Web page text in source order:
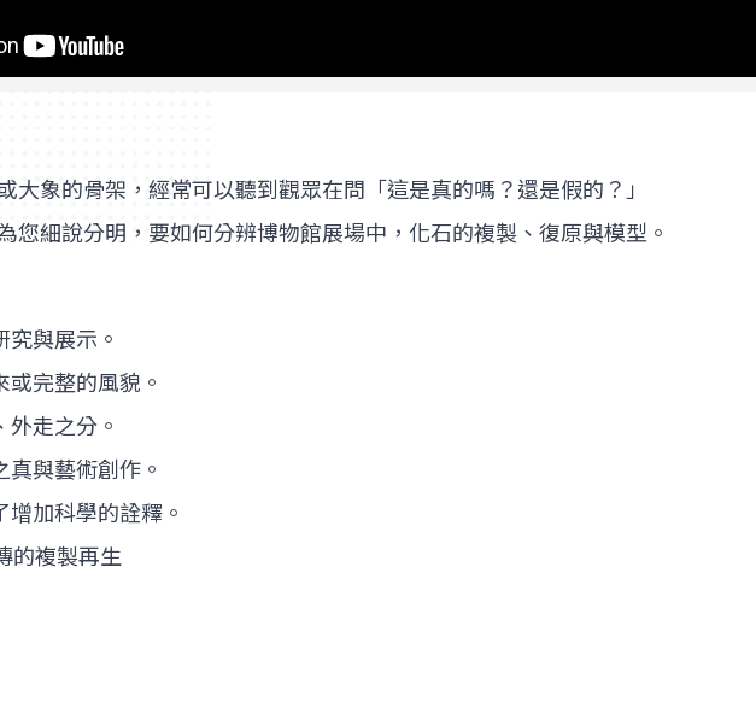
大象的骨架，經常可以聽到觀眾在問「這是真的嗎？還是假的？」
您細說分明，要如何分辨博物館展場中，化石的複製、復原與模型。
究與展示。
完整的風貌。
外走之分。
與藝術創作。
加科學的詮釋。
的複製再生